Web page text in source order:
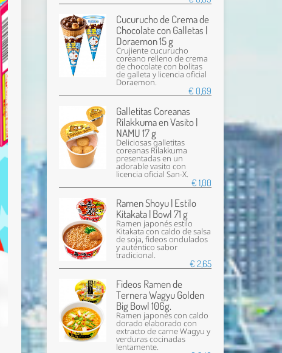
Cucurucho de Crema de
Chocolate con Galletas |
Doraemon 15 g
Crujiente cucurucho
coreano relleno de crema
de chocolate con bolitas
de galleta y licencia oficial
Doraemon.
€ 0,69
Galletitas Coreanas
Rilakkuma en Vasito |
NAMU 17 g
Deliciosas galletitas
coreanas Rilakkuma
presentadas en un
adorable vasito con
licencia oficial San-X.
€ 1,00
Ramen Shoyu | Estilo
Kitakata | Bowl 71 g
Ramen japonés estilo
Kitakata con caldo de salsa
de soja, fideos ondulados
y auténtico sabor
tradicional.
€ 2,65
Fideos Ramen de
Ternera Wagyu Golden
Big Bowl 106g.
Ramen japonés con caldo
dorado elaborado con
extracto de carne Wagyu y
verduras cocinadas
lentamente.